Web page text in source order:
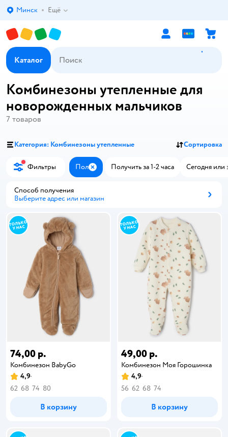
Выбор адреса доставки.
Минск Ещё
Каталог
Комбинезоны утепленные для
новорожденных мальчиков
7 товаров
Категория: Комбинезоны утепленные Сортировка
Фильтры Пол ЗакрытьПолучить за 1-2 часа Сегодня или
Способ получения
Выберите адрес или магазин
74,00 р.
Комбинезон BabyGо
4,9
62 68 74 80
В корзину
49,00 р.
Комбинезон Моя Горошинка
4,9
56 62 68 74
В корзину